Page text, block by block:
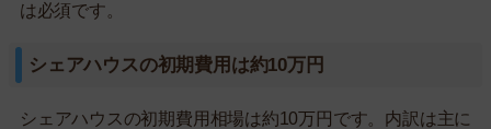
は必須です。
シェアハウスの初期費用は約10万円
シェアハウスの初期費用相場は約10万円です。内訳は主に